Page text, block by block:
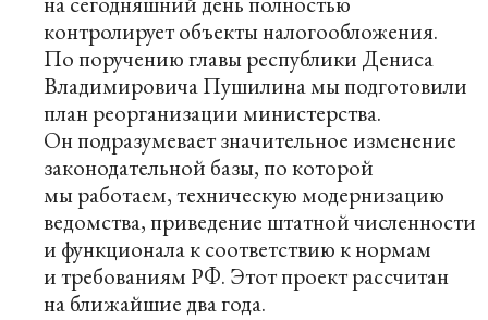
контролирует объекты налогообложения.
По поручению главы республики Дениса
Владимировича Пушилина мы подготовили
план реорганизации министерства.
Он подразумевает значительное изменение
законодательной базы, по которой
мы работаем, техническую модернизацию
ведомства, приведение штатной численности
и функционала к соответствию к нормам
и требованиям РФ. Этот проект рассчитан
на ближайшие два года.